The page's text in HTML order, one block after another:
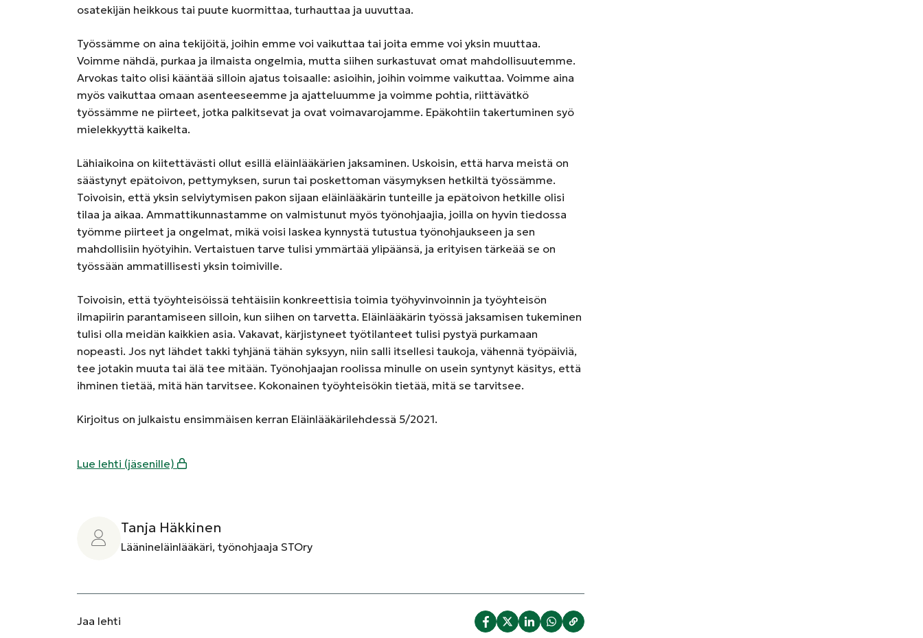
osatekijän heikkous tai puute kuormittaa, turhauttaa ja uuvuttaa.
Työssämme on aina tekijöitä, joihin emme voi vaikuttaa tai joita emme voi yksin muuttaa.
Voimme nähdä, purkaa ja ilmaista ongelmia, mutta siihen surkastuvat omat mahdollisuutemme.
Arvokas taito olisi kääntää silloin ajatus toisaalle: asioihin, joihin voimme vaikuttaa. Voimme aina
myös vaikuttaa omaan asenteeseemme ja ajatteluumme ja voimme pohtia, riittävätkö
työssämme ne piirteet, jotka palkitsevat ja ovat voimavarojamme. Epäkohtiin takertuminen syö
mielekkyyttä kaikelta.
Lähiaikoina on kiitettävästi ollut esillä eläinlääkärien jaksaminen. Uskoisin, että harva meistä on
säästynyt epätoivon, pettymyksen, surun tai poskettoman väsymyksen hetkiltä työssämme.
Toivoisin, että yksin selviytymisen pakon sijaan eläinlääkärin tunteille ja epätoivon hetkille olisi
tilaa ja aikaa. Ammattikunnastamme on valmistunut myös työnohjaajia, joilla on hyvin tiedossa
työmme piirteet ja ongelmat, mikä voisi laskea kynnystä tutustua työnohjaukseen ja sen
mahdollisiin hyötyihin. Vertaistuen tarve tulisi ymmärtää ylipäänsä, ja erityisen tärkeää se on
työssään ammatillisesti yksin toimiville.
Toivoisin, että työyhteisöissä tehtäisiin konkreettisia toimia työhyvinvoinnin ja työyhteisön
ilmapiirin parantamiseen silloin, kun siihen on tarvetta. Eläinlääkärin työssä jaksamisen tukeminen
tulisi olla meidän kaikkien asia. Vakavat, kärjistyneet työtilanteet tulisi pystyä purkamaan
nopeasti. Jos nyt lähdet takki tyhjänä tähän syksyyn, niin salli itsellesi taukoja, vähennä työpäiviä,
tee jotakin muuta tai älä tee mitään. Työnohjaajan roolissa minulle on usein syntynyt käsitys, että
ihminen tietää, mitä hän tarvitsee. Kokonainen työyhteisökin tietää, mitä se tarvitsee.
Kirjoitus on julkaistu ensimmäisen kerran Eläinlääkärilehdessä 5/2021.
Lue lehti (jäsenille)
Tanja Häkkinen
Läänineläinlääkäri, työnohjaaja STOry
Jaa lehti